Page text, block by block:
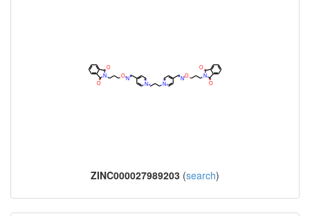
ZINC000027989203 (search)